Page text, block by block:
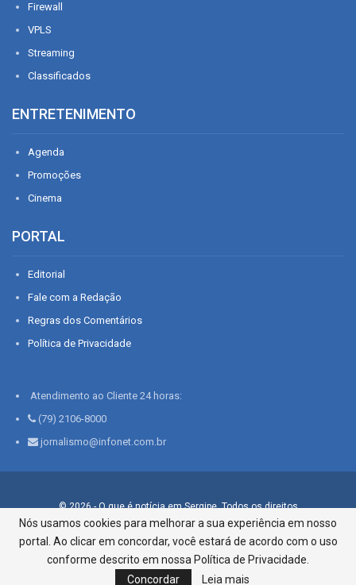
Firewall
VPLS
Streaming
Classificados
ENTRETENIMENTO
Agenda
Promoções
Cinema
PORTAL
Editorial
Fale com a Redação
Regras dos Comentários
Política de Privacidade
Atendimento ao Cliente 24 horas:
(79) 2106-8000
jornalismo@infonet.com.br
© 2026 - O que é notícia em Sergipe. Todos os direitos
reservados.
Infonet - Rua Monsenhor Silveira 276, Bairro São José |
Aracaju-SE, CEP 49015-030, Fone: 79.2106.8000 - CI Centro de
Informações LTDA
Nós usamos cookies para melhorar a sua experiência em nosso
portal. Ao clicar em concordar, você estará de acordo com o uso
conforme descrito em nossa Política de Privacidade.
Concordar
Leia mais